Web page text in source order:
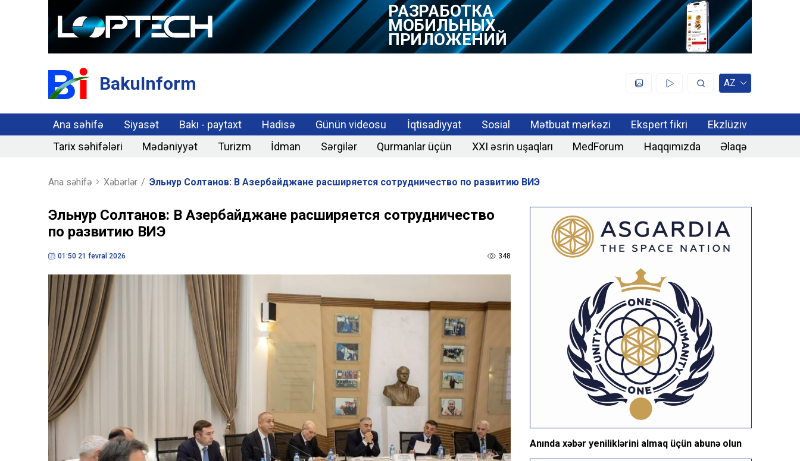
РАЗРАБОТКА
МОБИЛЬНЫХ
ПРИЛОЖЕНИЙ
BakuInform AZ
Ana səhifə Siyasət Bakı - paytaxt Hadisə Günün videosu İqtisadiyyat Sosial Mətbuat mərkəzi Ekspert fikri
Ekzlüziv
Tarix səhifələri
Mədəniyyət Turizm İdman Sərgilər Qurmanlar üçün XXI əsrin uşaqları MedForum Haqqımızda Əlaqə
Ana səhifə Xəbərlər / Эльнур Солтанов: В Азербайджане расширяется сотрудничество по развитию ВИЭ
Эльнур Солтанов: В Азербайджане расширяется сотрудничество
по развитию ВИЭ
01:50 21 fevral 2026 348
Anında xəbər yeniliklərini almaq üçün abunə olun